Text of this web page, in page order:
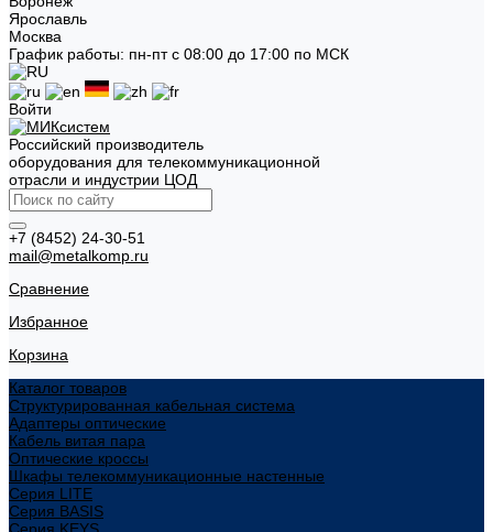
Ярославль
Москва
График работы: пн-пт с 08:00 до 17:00 по МСК
Войти
Российский производитель
оборудования для телекоммуникационной
отрасли и индустрии ЦОД
+7 (8452) 24-30-51
mail@metalkomp.ru
Сравнение
Избранное
Корзина
Каталог товаров
Структурированная кабельная система
Адаптеры оптические
Кабель витая пара
Оптические кроссы
Шкафы телекоммуникационные настенные
Cерия LITE
Cерия BASIS